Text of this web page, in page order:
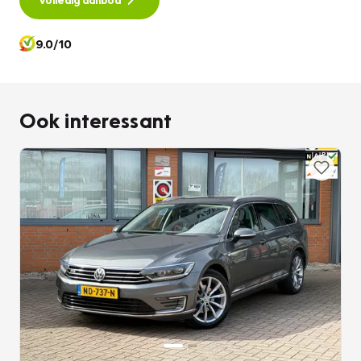
automatisch dimmende buitenspiegels, centrale
deurvergrendeling met afstandsbediening en bagage
afdekhoes is deze Volkswagen helemaal compleet.
diverse veiligheidssystemen. Een klapband is het laatste
bandenspanningscontrolesysteem of er nog genoeg lucht
in zit. De hill hold control schakelt zichzelf automatisch in en
uit op een helling. Zo rijdt u zelfs op de steilste wegen
soepel weg.
Wilt u met deze Volkswagen Passat Variant een proefrit
maken? Bel of mail ons dan nu voor een afspraak.Deze
Volkswagen Passat
Variant komt uit 2012, werd geleverd van 01-11-2010 tot 30-
06-2014 en kostte toen € 52.044,-. Deze originele
9.0/10
Ook interessant